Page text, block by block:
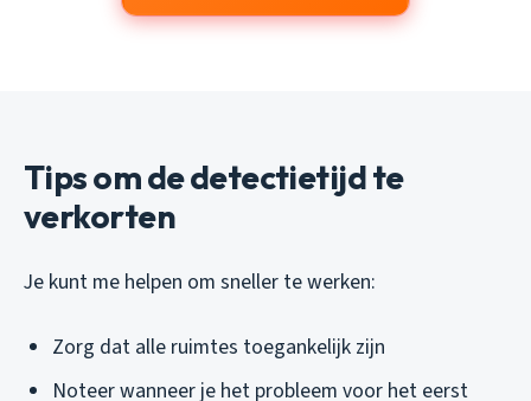
Tips om de detectietijd te
verkorten
Je kunt me helpen om sneller te werken:
Zorg dat alle ruimtes toegankelijk zijn
Noteer wanneer je het probleem voor het eerst